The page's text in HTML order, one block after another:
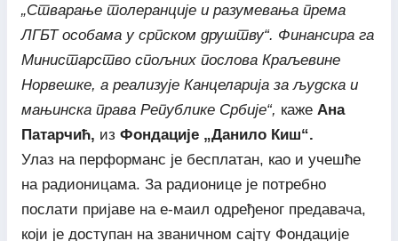
„Стварање толеранције и разумевања према
ЛГБТ особама у српском друштву“. Финансира га
Министарство спољних послова Краљевине
Норвешке, а реализује Канцеларија за људска и
мањинска права Републике Србије“, каже Ана
Патарчић, из Фондације „Данило Киш“.
Улаз на перформанс је бесплатан, као и учешће
на радионицама. За радионице је потребно
послати пријаве на е-маил одређеног предавача,
који је доступан на званичном сајту Фондације